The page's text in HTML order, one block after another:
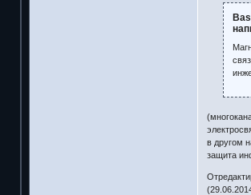
в другом
защита